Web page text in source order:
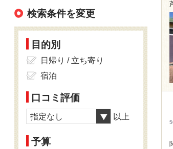
検索条件を変更
目的別
日帰り / 立ち寄り
宿泊
口コミ評価
指定なし 以上
予算